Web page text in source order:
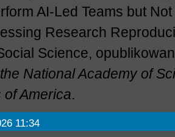
AI-Led Teams but
Research
Science,
the National Academy of
of America.
11:34